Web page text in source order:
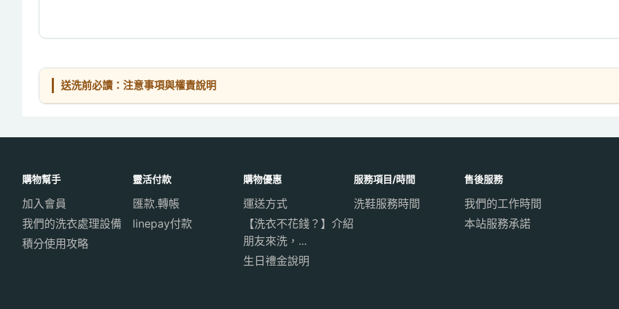
送洗前必讀：注意事項與權責說明
購物幫手
加入會員
我們的洗衣處理設備
積分使用攻略
靈活付款
匯款.轉帳
linepay付款
購物優惠
運送方式
【洗衣不花錢？】介紹
朋友來洗，...
生日禮金說明
服務項目/時間
洗鞋服務時間
售後服務
我們的工作時間
本站服務承諾